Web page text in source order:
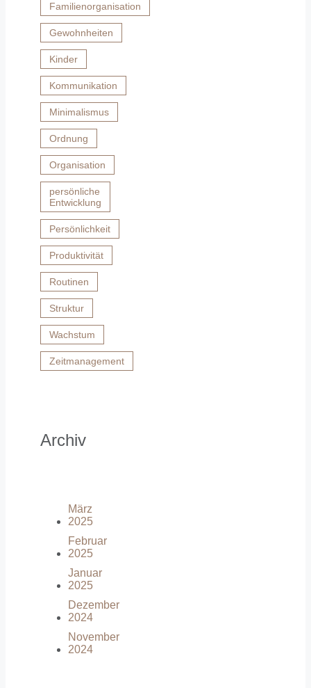
Familienorganisation
Gewohnheiten
Kinder
Kommunikation
Minimalismus
Ordnung
Organisation
persönliche
Entwicklung
Persönlichkeit
Produktivität
Routinen
Struktur
Wachstum
Zeitmanagement
Archiv
März
2025
Februar
2025
Januar
2025
Dezember
2024
November
2024